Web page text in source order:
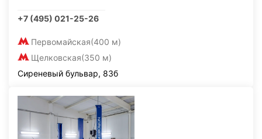
+7 (495) 021-25-26
Первомайская(400 м)
Щелковская(350 м)
Сиреневый бульвар, 83б